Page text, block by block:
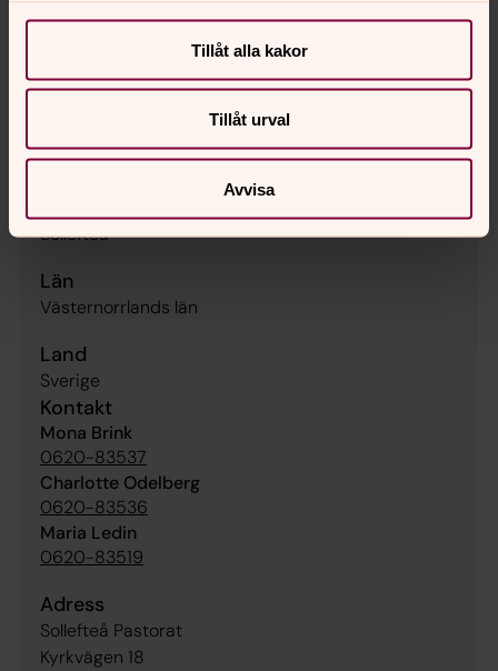
Tillåt alla kakor
Tillåt urval
Avvisa
Präster
Sollefteå Pastorat
2026/540
Sollefteå
Län
Västernorrlands län
Land
Sverige
Kontakt
Mona Brink
0620-83537
Charlotte Odelberg
0620-83536
Maria Ledin
0620-83519
Adress
Sollefteå Pastorat
Kyrkvägen 18